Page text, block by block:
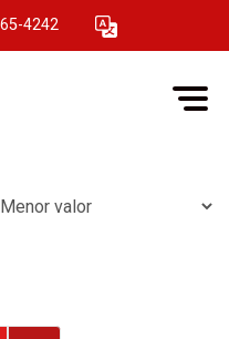
4242